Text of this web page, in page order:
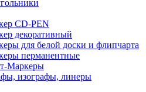
CD-PEN
декоративный
для белой доски и флипчарта
перманентные
Маркеры
изографы, линеры